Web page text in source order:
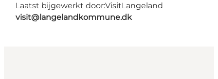
Laatst bijgewerkt door:VisitLangeland
visit@langelandkommune.dk